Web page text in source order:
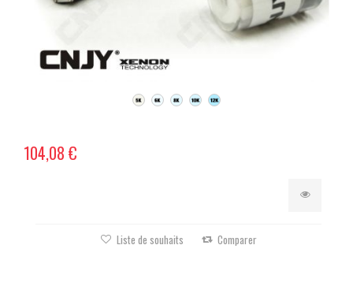
104,08 €
Liste de souhaits Comparer